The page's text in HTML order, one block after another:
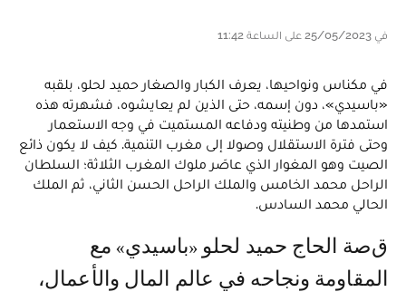
في 25/05/2023 على الساعة 11:42
في مكناس ونواحيها، يعرف الكبار والصغار حميد لحلو، بلقبه
«باسيدي»، دون إسمه، حتى الذين لم يعايشوه، فشهرته هذه
استمدها من وطنيته ودفاعه المستميت في وجه الاستعمار
وحتى فترة الاستقلال وصولا إلى مغرب التنمية. كيف لا يكون ذائع
الصيت وهو المغوار الذي عاصَر ملوك المغرب الثلاثة؛ السلطان
الراحل محمد الخامس والملك الراحل الحسن الثاني، ثم الملك
الحالي محمد السادس.
قصة الحاج حميد لحلو «باسيدي» مع
المقاومة ونجاحه في عالم المال والأعمال،